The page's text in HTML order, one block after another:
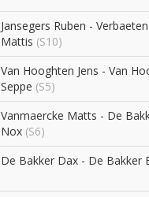
Jansegers Ruben - Verbaeten
Mattis (S10)
Van Hooghten Jens - Van
Seppe (S5)
Vanmaercke Matts - De
Nox (S6)
De Bakker Dax - De Bakker